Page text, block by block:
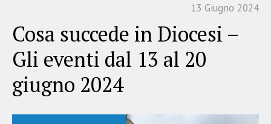
13 Giugno 2024
Cosa succede in Diocesi –
Gli eventi dal 13 al 20
giugno 2024